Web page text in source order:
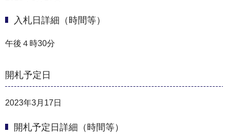
入札日詳細（時間等）
午後４時30分
開札予定日
2023年3月17日
開札予定日詳細（時間等）